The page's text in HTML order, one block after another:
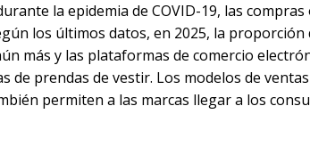
la epidemia de COVID-19, las
los últimos datos, en 2025, la proporción
más y las plataformas de comercio
de prendas de vestir. Los modelos de
permiten a las marcas llegar a los